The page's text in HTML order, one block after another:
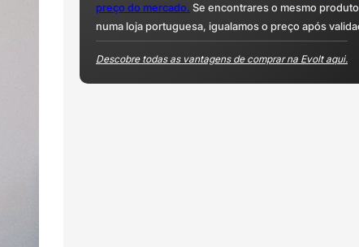
preço do mercado. Se encontrares o mesmo
numa loja portuguesa, igualamos o preço após
Descobre todas as vantagens de comprar na Evolt aqui.